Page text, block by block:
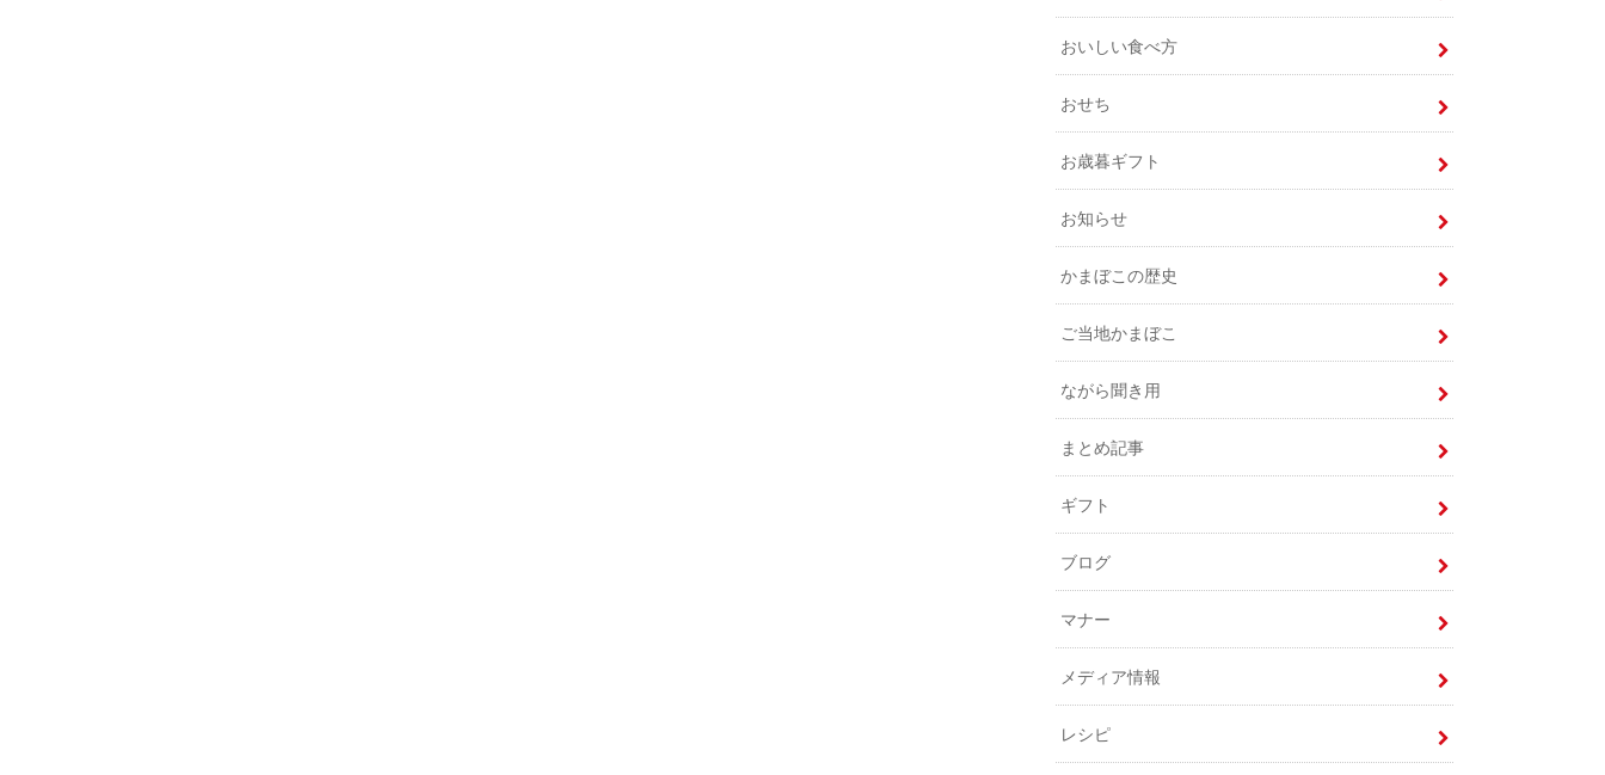
おいしい食べ方
おせち
お歳暮ギフト
お知らせ
かまぼこの歴史
ご当地かまぼこ
ながら聞き用
まとめ記事
ギフト
ブログ
マナー
メディア情報
レシピ